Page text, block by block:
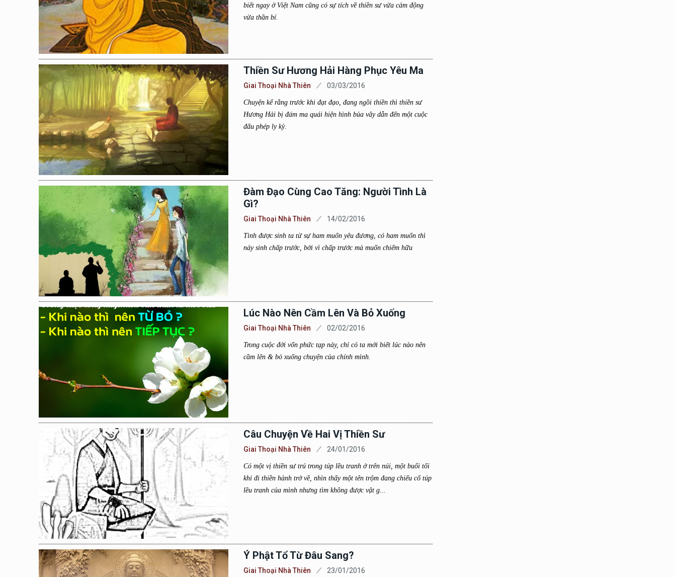
biết ngay ở Việt Nam cũng có sự tích về thiền sư vừa cảm động
vừa thần bí.
Thiền Sư Hương Hải Hàng Phục Yêu Ma
Giai Thoại Nhà Thiên 03/03/2016
Chuyện kể rằng trước khi đạt đạo, đang ngồi thiền thì thiền sư
Hương Hải bị đám ma quái hiện hình bủa vây dẫn đến một cuộc
đấu phép ly kỳ.
Đàm Đạo Cùng Cao Tăng: Người Tình Là
Gì?
Giai Thoại Nhà Thiên 14/02/2016
Tình được sinh ta từ sự ham muốn yêu đương, có ham muốn thì
nảy sinh chấp trước, bởi vì chấp trước mà muốn chiếm hữu
Lúc Nào Nên Cầm Lên Và Bỏ Xuống
Giai Thoại Nhà Thiên 02/02/2016
Trong cuộc đời vốn phức tạp này, chỉ có ta mới biết lúc nào nên
cầm lên & bỏ xuống chuyện của chính mình.
Câu Chuyện Về Hai Vị Thiền Sư
Giai Thoại Nhà Thiên 24/01/2016
Có một vị thiền sư trú trong túp lều tranh ở trên núi, một buổi tối
khi đi thiền hành trở về, nhìn thấy một tên trộm đang chiếu cố túp
lều tranh của mình nhưng tìm không được vật g...
Ý Phật Tổ Từ Đâu Sang?
Giai Thoại Nhà Thiên 23/01/2016